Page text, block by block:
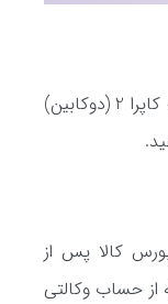
درصورت ثبت سفارش موفق خرید وانت کاپرا 2 (دوکابین)
کالا پس از
از حساب وکالتی